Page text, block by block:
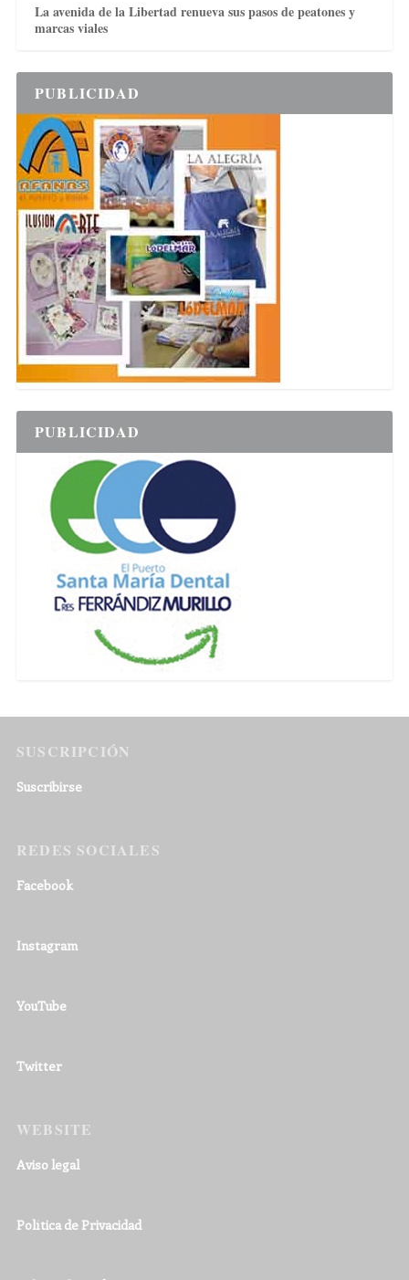
La avenida de la Libertad renueva sus pasos de peatones y
marcas viales
PUBLICIDAD
PUBLICIDAD
SUSCRIPCIÓN
Suscribirse
REDES SOCIALES
Facebook
Instagram
YouTube
Twitter
WEBSITE
Aviso legal
Política de Privacidad